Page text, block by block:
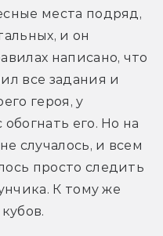
места подряд,
и он
написано, что
все задания и
героя, у
его. Но на
случалось, и всем
просто следить
К тому же